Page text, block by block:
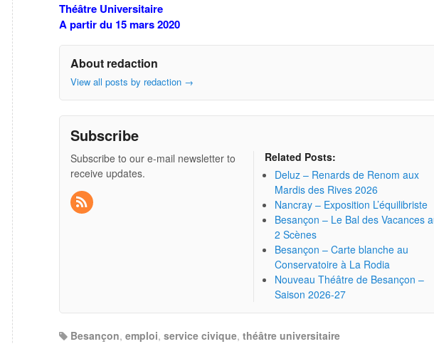
Théâtre Universitaire
A partir du 15 mars 2020
About redaction
View all posts by redaction →
Subscribe
Subscribe to our e-mail newsletter to
receive updates.
Related Posts:
Deluz – Renards de Renom aux
Mardis des Rives 2026
Nancray – Exposition L’équilibriste
Besançon – Le Bal des Vacances
2 Scènes
Besançon – Carte blanche au
Conservatoire à La Rodia
Nouveau Théâtre de Besançon –
Saison 2026-27
Besançon,emploi,service civique,théâtre universitaire